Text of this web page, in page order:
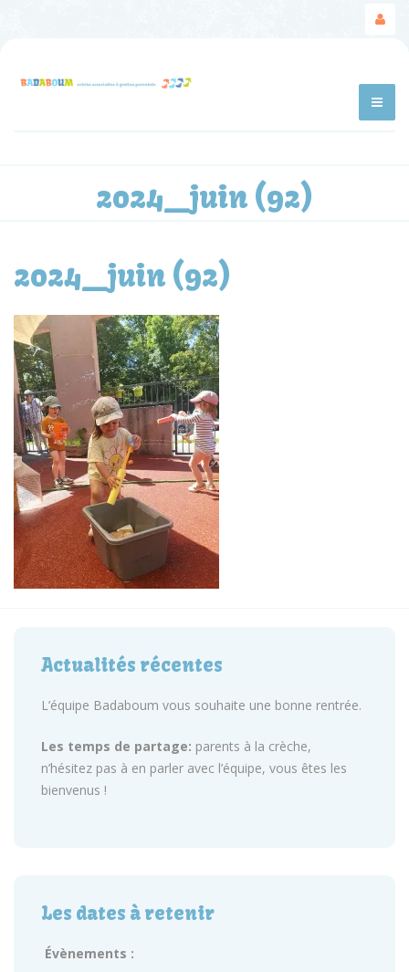
2024_juin (92)
2024_juin (92)
Actualités récentes
L’équipe Badaboum vous souhaite une bonne rentrée.
Les temps de partage: parents à la crèche,
n’hésitez pas à en parler avec l’équipe, vous êtes les
bienvenus !
Les dates à retenir
Évènements :